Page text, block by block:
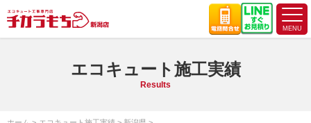
エコキュート施工実績
Results